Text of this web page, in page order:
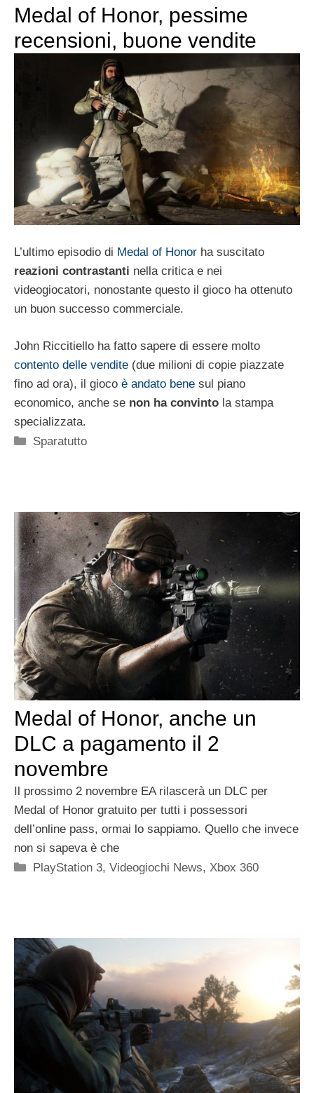
Medal of Honor, pessime
recensioni, buone vendite
L’ultimo episodio di Medal of Honor ha suscitato
reazioni contrastanti nella critica e nei
videogiocatori, nonostante questo il gioco ha ottenuto
un buon successo commerciale.
John Riccitiello ha fatto sapere di essere molto
contento delle vendite (due milioni di copie piazzate
fino ad ora), il gioco è andato bene sul piano
economico, anche se non ha convinto la stampa
specializzata.
Categorie
Sparatutto
Medal of Honor, anche un
DLC a pagamento il 2
novembre
Il prossimo 2 novembre EA rilascerà un DLC per
Medal of Honor gratuito per tutti i possessori
dell’online pass, ormai lo sappiamo. Quello che invece
non si sapeva è che
Categorie
PlayStation 3,Videogiochi News,Xbox 360